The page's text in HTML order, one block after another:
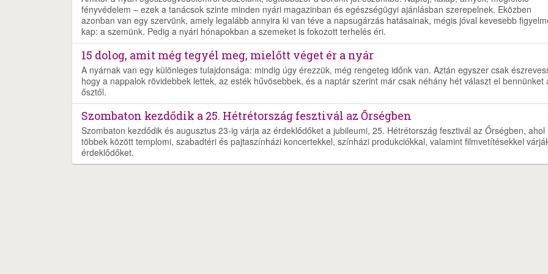
fényvédelem – ezek a tanácsok szinte minden nyári magazinban és egészségügyi ajánlásban szerepelnek. Eközben
azonban van egy szervünk, amely legalább annyira ki van téve a napsugárzás hatásainak, mégis jóval kevesebb
kap: a szemünk. Pedig a nyári hónapokban a szemeket is fokozott terhelés éri.
15 dolog, amit még tegyél meg, mielőtt véget ér a nyár
A nyárnak van egy különleges tulajdonsága: mindig úgy érezzük, még rengeteg időnk van. Aztán egyszer csak
hogy a nappalok rövidebbek lettek, az esték hűvösebbek, és a naptár szerint már csak néhány hét választ el bennünket
ősztől.
Szombaton kezdődik a 25. Hétrétország fesztivál az Őrségben
Szombaton kezdődik és augusztus 23-ig várja az érdeklődőket a jubileumi, 25. Hétrétország fesztivál az Őrségben, ahol
többek között templomi, szabadtéri és pajtaszínházi koncertekkel, színházi produkciókkal, valamint filmvetítésekkel
érdeklődőket.